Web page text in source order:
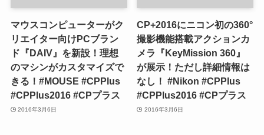
マウスコンピューターがク
リエイター向けPCブラン
ド『DAIV』を新設！理想
のマシンがカスタマイズで
きる！#MOUSE #CPPlus
#CPPlus2016 #CPプラス
2016年3月6日
CP+2016にニコン初の360°
撮影機能搭載アクションカ
メラ『KeyMission 360』
が展示！ただし詳細情報は
なし！ #Nikon #CPPlus
#CPPlus2016 #CPプラス
2016年3月6日